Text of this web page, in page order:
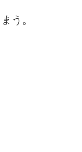
う。